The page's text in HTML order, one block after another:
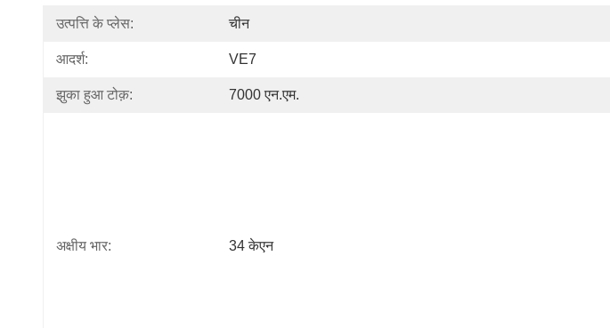
उत्पत्ति के प्लेस: चीन
आदर्श: VE7
झुका हुआ टोक़: 7000 एन.एम.
अक्षीय भार: 34 केएन